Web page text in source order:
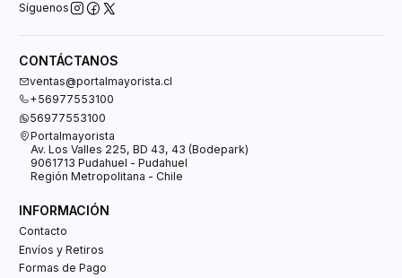
Síguenos
CONTÁCTANOS
ventas@portalmayorista.cl
+56977553100
56977553100
Portalmayorista
Av. Los Valles 225, BD 43, 43 (Bodepark)
9061713 Pudahuel - Pudahuel
Región Metropolitana - Chile
INFORMACIÓN
Contacto
Envíos y Retiros
Formas de Pago